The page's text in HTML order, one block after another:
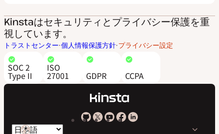
Kinstaはセキュリティとプライバシー保護を重
視しています。
トラストセンター 個人情報保護方針 プライバシー設定
SOC 2
Type II
ISO
27001 GDPR CCPA
KinstaKinstaKinsta
KinstaKinsta
言